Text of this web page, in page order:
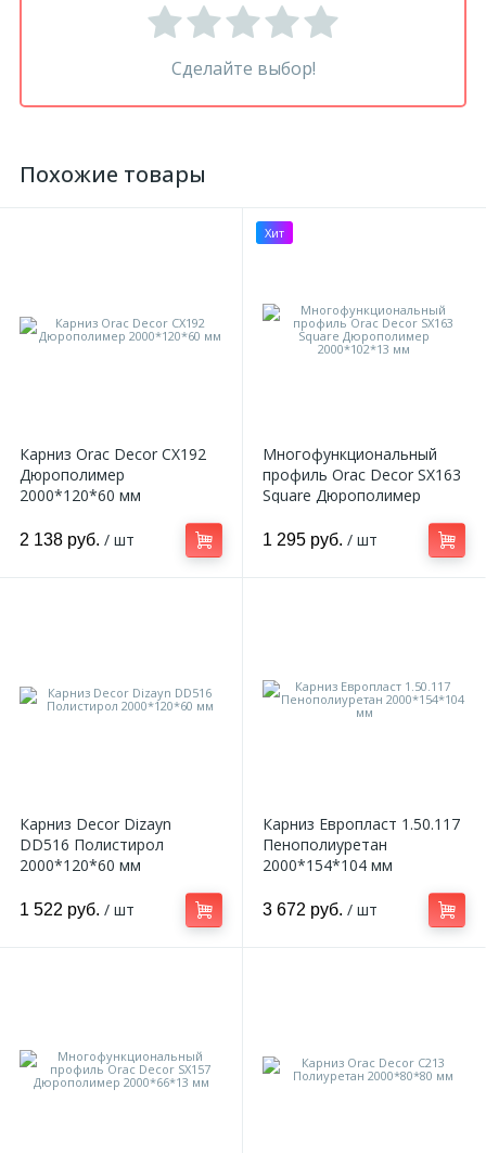
Сделайте выбор!
Похожие товары
Карниз Orac Decor CX192
Дюрополимер
2000*120*60 мм
2 138 руб. / шт
Хит
Многофункциональный
профиль Orac Decor SX163
Square Дюрополимер
1 295 руб. / шт
Карниз Decor Dizayn
DD516 Полистирол
2000*120*60 мм
1 522 руб. / шт
Карниз Европласт 1.50.117
Пенополиуретан
2000*154*104 мм
3 672 руб. / шт